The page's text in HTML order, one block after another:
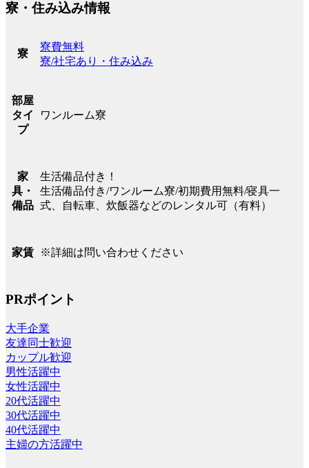
寮・住み込み情報
寮
寮費無料
寮/社宅あり・住み込み
部屋
タイ
プ
ワンルーム寮
家
具・
備品
生活備品付き！
生活備品付き/ワンルーム寮/初期費用無料/寝具一
式、自転車、炊飯器などのレンタル可（有料）
家賃 ※詳細は問い合わせください
PRポイント
大手企業
友達同士歓迎
カップル歓迎
男性活躍中
女性活躍中
20代活躍中
30代活躍中
40代活躍中
主婦の方活躍中